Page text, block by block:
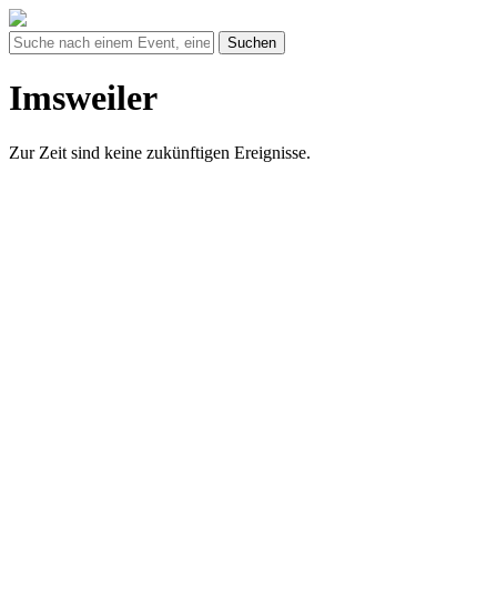
Suchen
Imsweiler
Zur Zeit sind keine zukünftigen Ereignisse.